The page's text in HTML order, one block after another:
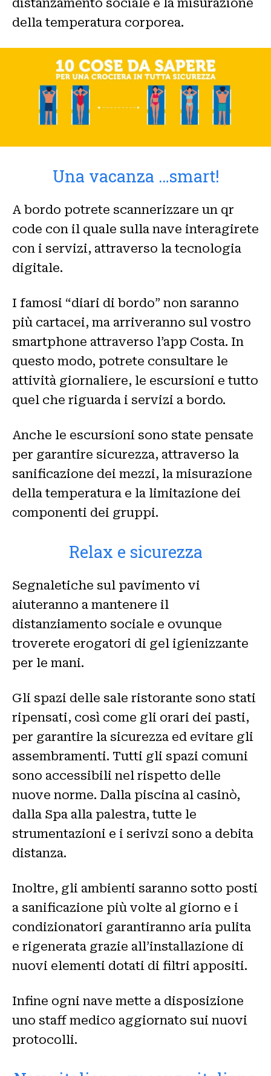
della temperatura corporea.
Una vacanza …smart!
A bordo potrete scannerizzare un qr
code con il quale sulla nave interagirete
con i servizi, attraverso la tecnologia
digitale.
I famosi “diari di bordo” non saranno
più cartacei, ma arriveranno sul vostro
smartphone attraverso l’app Costa. In
questo modo, potrete consultare le
attività giornaliere, le escursioni e tutto
quel che riguarda i servizi a bordo.
Anche le escursioni sono state pensate
per garantire sicurezza, attraverso la
sanificazione dei mezzi, la misurazione
della temperatura e la limitazione dei
componenti dei gruppi.
Relax e sicurezza
Segnaletiche sul pavimento vi
aiuteranno a mantenere il
distanziamento sociale e ovunque
troverete erogatori di gel igienizzante
per le mani.
Gli spazi delle sale ristorante sono stati
ripensati, così come gli orari dei pasti,
per garantire la sicurezza ed evitare gli
assembramenti. Tutti gli spazi comuni
sono accessibili nel rispetto delle
nuove norme. Dalla piscina al casinò,
dalla Spa alla palestra, tutte le
strumentazioni e i serivzi sono a debita
distanza.
Inoltre, gli ambienti saranno sotto posti
a sanificazione più volte al giorno e i
condizionatori garantiranno aria pulita
e rigenerata grazie all’installazione di
nuovi elementi dotati di filtri appositi.
Infine ogni nave mette a disposizione
uno staff medico aggiornato sui nuovi
protocolli.